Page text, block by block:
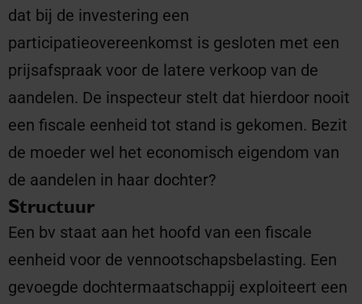
dat bij de investering een
participatieovereenkomst is gesloten met een
prijsafspraak voor de latere verkoop van de
aandelen. De inspecteur stelt dat hierdoor nooit
een fiscale eenheid tot stand is gekomen. Bezit
de moeder wel het economisch eigendom van
de aandelen in haar dochter?
Structuur
Een bv staat aan het hoofd van een fiscale
eenheid voor de vennootschapsbelasting. Een
gevoegde dochtermaatschappij exploiteert een